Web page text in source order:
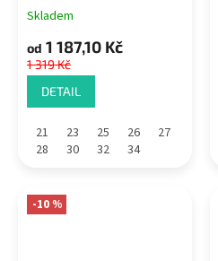
Skladem
od 1 187,10 Kč
1 319 Kč
DETAIL
21 23 25 26
27
28
30 32 34
-10 %